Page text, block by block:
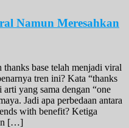
Namun Meresahkan
base telah menjadi viral
tren ini? Kata “thanks
yang sama dengan “one
Jadi apa perbedaan antara
with benefit? Ketiga
[…]